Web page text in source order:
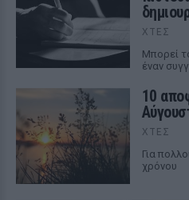
ΧΤΕΣ
Mπορεί
έναν
10
ΧΤΕΣ
Για
χρόνου